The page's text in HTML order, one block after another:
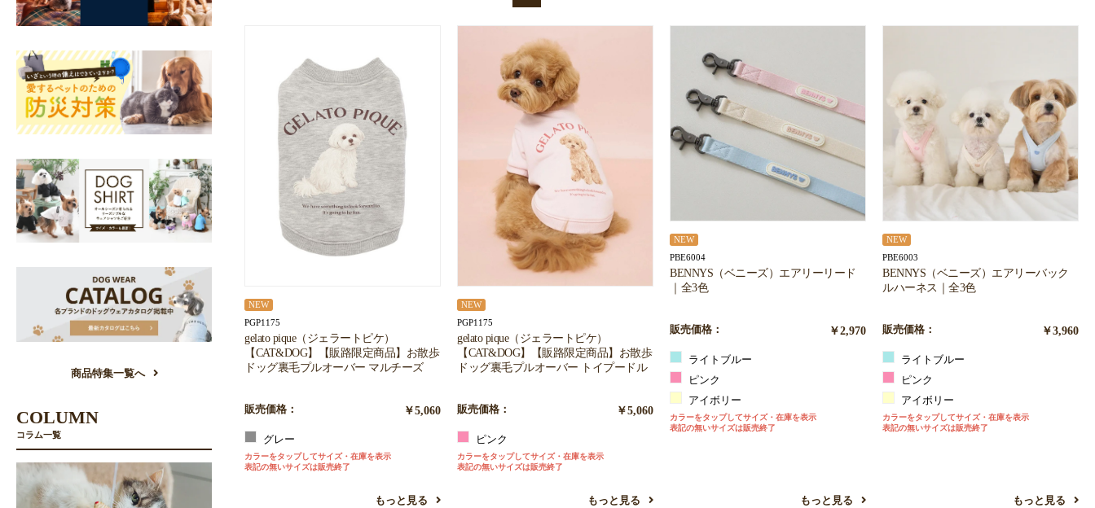
NEW
PGP1175
gelato pique（ジェラートピケ）
【CAT&DOG】【販路限定商品】お散歩
ドッグ裏毛プルオーバー マルチーズ
販売価格： ￥5,060
グレー
カラーをタップしてサイズ・在庫を表示
表記の無いサイズは販売終了
もっと見る
NEW
PGP1175
gelato pique（ジェラートピケ）
【CAT&DOG】【販路限定商品】お散歩
ドッグ裏毛プルオーバー トイプードル
販売価格： ￥5,060
ピンク
カラーをタップしてサイズ・在庫を表示
表記の無いサイズは販売終了
もっと見る
NEW
PBE6004
BENNYS（ベニーズ）エアリーリード
｜全3色
販売価格： ￥2,970
ライトブルー
ピンク
アイボリー
カラーをタップしてサイズ・在庫を表示
表記の無いサイズは販売終了
もっと見る
NEW
PBE6003
BENNYS（ベニーズ）エアリーバック
ルハーネス｜全3色
販売価格： ￥3,960
ライトブルー
ピンク
アイボリー
カラーをタップしてサイズ・在庫を表示
表記の無いサイズは販売終了
もっと見る
お買い物を続ける カートへ進む
商品特集一覧へ
COLUMN
コラム一覧